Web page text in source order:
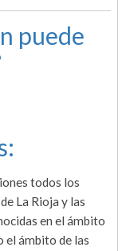
puede
todos los
La Rioja y las
en el ámbito
el ámbito de las